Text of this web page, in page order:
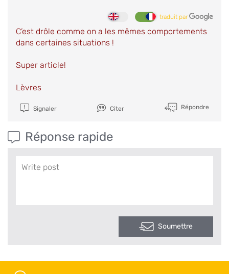
traduit par
C’est drôle comme on a les mêmes comportements
dans certaines situations !
Super article!
Lèvres
Signaler Citer Répondre
Réponse rapide
Soumettre